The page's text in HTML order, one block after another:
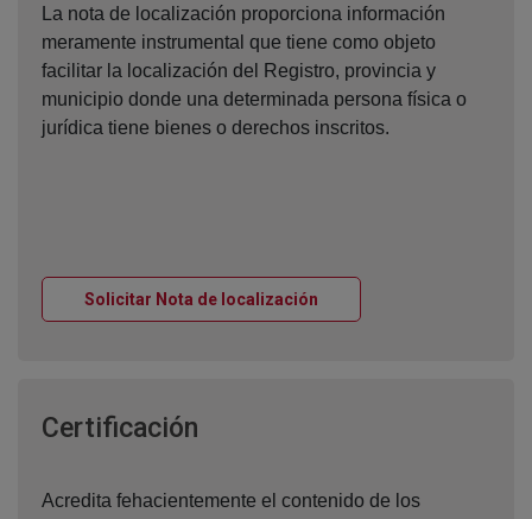
La nota de localización proporciona información
meramente instrumental que tiene como objeto
facilitar la localización del Registro, provincia y
municipio donde una determinada persona física o
jurídica tiene bienes o derechos inscritos.
Solicitar Nota de localización
Certificación
Acredita fehacientemente el contenido de los